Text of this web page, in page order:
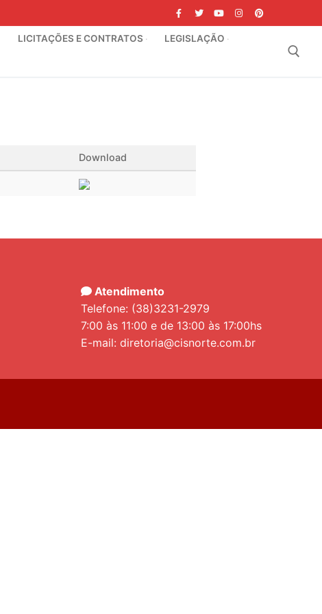
LICITAÇÕES E CONTRATOS LEGISLAÇÃO
Download
Atendimento
Telefone: (38)3231-2979
7:00 às 11:00 e de 13:00 às 17:00hs
E-mail: diretoria@cisnorte.com.br